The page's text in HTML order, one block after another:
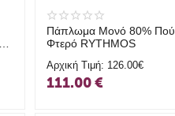
Πάπλωμα Μονό 80%
Φτερό RYTHMOS
Αρχική Τιμή: 126.00€
111.00€